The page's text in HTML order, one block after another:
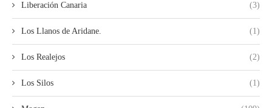
Liberación Canaria (3)
Los Llanos de Aridane. (1)
Los Realejos (2)
Los Silos (1)